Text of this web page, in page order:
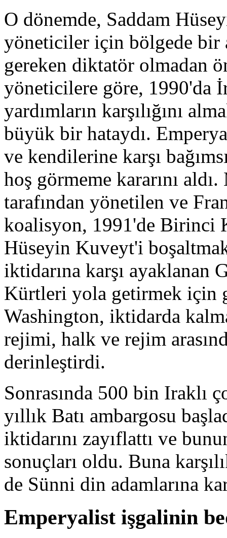
O dönemde, Saddam
yöneticiler için bölgede bir
gereken diktatör olmadan
yöneticilere göre, 1990'da
yardımların karşılığını
büyük bir hataydı.
ve kendilerine karşı
hoş görmeme kararını
tarafından yönetilen ve
koalisyon, 1991'de Birinci
Hüseyin Kuveyt'i
iktidarına karşı ayaklanan
Kürtleri yola getirmek için
Washington, iktidarda
rejimi, halk ve rejim
derinleştirdi.
Sonrasında 500 bin Iraklı
yıllık Batı ambargosu
iktidarını zayıflattı ve
sonuçları oldu. Buna
de Sünni din adamlarına
Emperyalist işgalinin